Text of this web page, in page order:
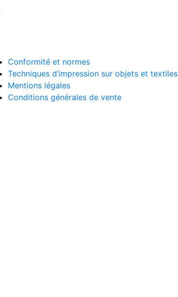
Conformité et normes
Techniques d’impression sur objets et textiles
Mentions légales
Conditions générales de vente